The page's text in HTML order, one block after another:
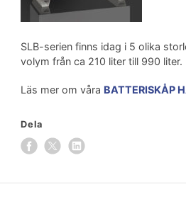
SLB-serien finns idag i 5 olika
volym från ca 210 liter till 990 liter.
Läs mer om våra BATTERISKÅP
Dela